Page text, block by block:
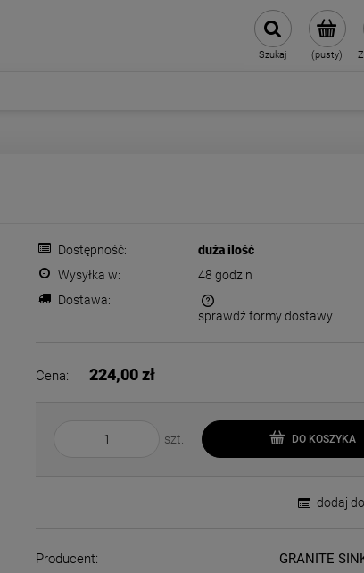
(pusty)
Szukaj
Dostępność:
duża ilość
Wysyłka w:
48 godzin
Dostawa:
sprawdź formy dostawy
Cena: 224,00 zł
szt. DO KOSZYKA
dodaj
Producent:
GRANITE